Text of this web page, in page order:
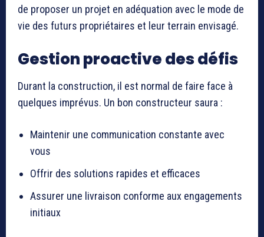
de proposer un projet en adéquation avec le mode de
vie des futurs propriétaires et leur terrain envisagé.
Gestion proactive des défis
Durant la construction, il est normal de faire face à
quelques imprévus. Un bon constructeur saura :
Maintenir une communication constante avec
vous
Offrir des solutions rapides et efficaces
Assurer une livraison conforme aux engagements
initiaux